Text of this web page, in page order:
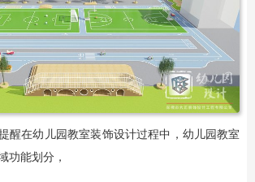
醒在幼儿园教室装饰设计过程中，幼儿园教室
功能划分，